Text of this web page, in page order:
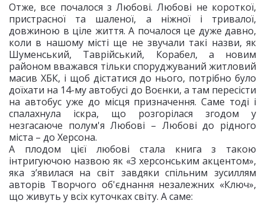
Отже, все почалося з Любові. Любові не короткої,
пристрасної та шаленої, а ніжної і тривалої,
довжиною в ціле життя. А почалося це дуже давно,
коли в нашому місті ще не звучали такі назви, як
Шуменський, Таврійський, Корабел, а новим
районом вважався тільки споруджуваний житловий
масив ХБК, і щоб дістатися до нього, потрібно було
доїхати на 14-му автобусі до Воєнки, а там пересісти
на автобус уже до місця призначення. Саме тоді і
спалахнула іскра, що розгорілася згодом у
незгасаюче полум'я Любові – Любові до рідного
міста – до Херсона.
А плодом цієї любові стала книга з такою
інтригуючою назвою як «З херсонським акцентом»,
яка з’явилася на світ завдяки спільним зусиллям
авторів Творчого об'єднання незалежних «Ключ»,
що живуть у всіх куточках світу. А саме: